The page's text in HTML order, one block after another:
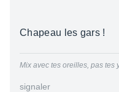
Chapeau les gars !
Mix avec tes oreilles, pas tes
signaler